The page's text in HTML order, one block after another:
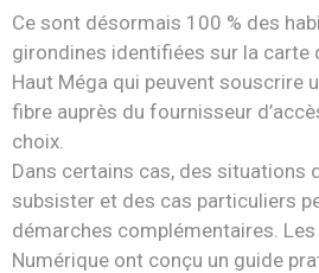
Ce sont désormais 100 % des
girondines identifiées sur la carte
Haut Méga qui peuvent souscrire
fibre auprès du fournisseur
choix.
Dans certains cas, des situations
subsister et des cas particuliers
démarches complémentaires.
Numérique ont conçu un guide